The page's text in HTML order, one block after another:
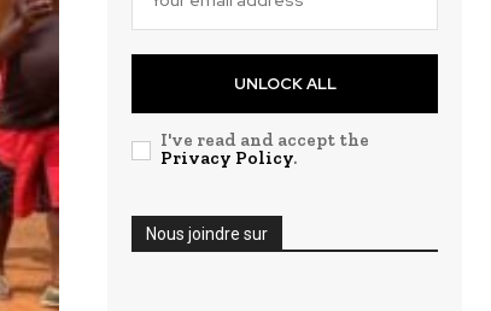
UNLOCK ALL
I've read and accept the
Privacy Policy.
Nous joindre sur